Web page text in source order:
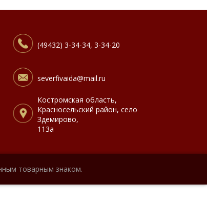
(49432) 3-34-34, 3-34-20
severfivaida@mail.ru
Костромская область,
Красносельский район, село
Здемирово,
113а
товарным знаком.